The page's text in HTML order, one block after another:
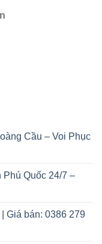
Cầu – Voi Phục
Quốc 24/7 –
Giá bán: 0386 279